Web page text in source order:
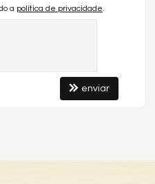
a política de privacidade
enviar